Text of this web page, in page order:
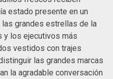
estado presente en un
grandes estrellas de la
y los ejecutivos más
vestidos con trajes
las grandes marcas
la agradable conversación